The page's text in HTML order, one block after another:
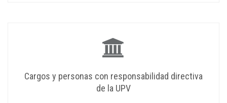
Cargos y personas con responsabilidad directiva
de la UPV